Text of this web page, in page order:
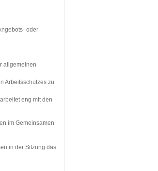
oder
allgemeinen
Arbeitsschutzes zu
eng mit den
im Gemeinsamen
in der Sitzung das